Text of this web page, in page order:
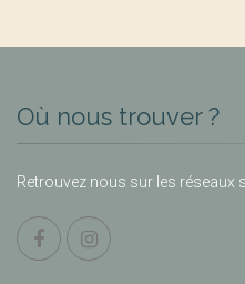
Où nous trouver ?
Retrouvez nous sur les réseaux